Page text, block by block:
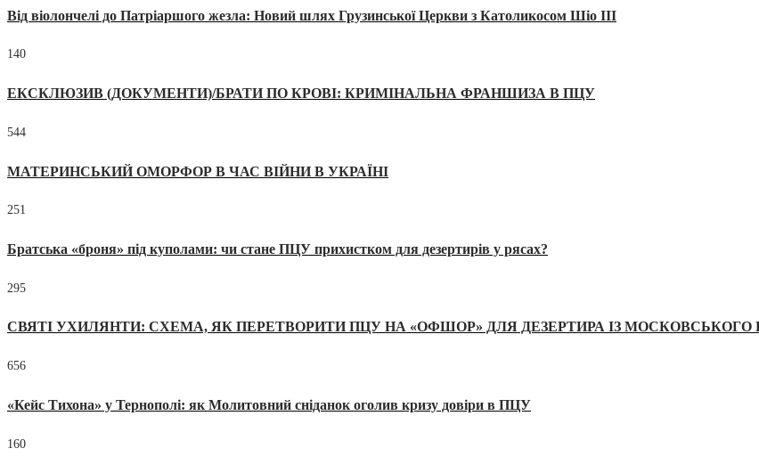
Від віолончелі до Патріаршого жезла: Новий шлях Грузинської Церкви з Католикосом Шіо III
140
ЕКСКЛЮЗИВ (ДОКУМЕНТИ)/БРАТИ ПО КРОВІ: КРИМІНАЛЬНА ФРАНШИЗА В ПЦУ
544
МАТЕРИНСЬКИЙ ОМОРФОР В ЧАС ВІЙНИ В УКРАЇНІ
251
Братська «броня» під куполами: чи стане ПЦУ прихистком для дезертирів у рясах?
295
СВЯТІ УХИЛЯНТИ: СХЕМА, ЯК ПЕРЕТВОРИТИ ПЦУ НА «ОФШОР» ДЛЯ ДЕЗЕРТИРА ІЗ МОСКОВСЬКОГО
656
«Кейс Тихона» у Тернополі: як Молитовний сніданок оголив кризу довіри в ПЦУ
160